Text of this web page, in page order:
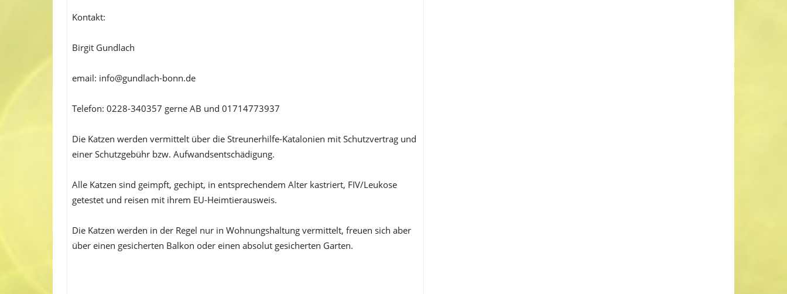
Kontakt:
Birgit Gundlach
email: info@gundlach-bonn.de
Telefon: 0228-340357 gerne AB und 01714773937
Die Katzen werden vermittelt über die Streunerhilfe-Katalonien mit Schutzvertrag und
einer Schutzgebühr bzw. Aufwandsentschädigung.
Alle Katzen sind geimpft, gechipt, in entsprechendem Alter kastriert, FIV/Leukose
getestet und reisen mit ihrem EU-Heimtierausweis.
Die Katzen werden in der Regel nur in Wohnungshaltung vermittelt, freuen sich aber
über einen gesicherten Balkon oder einen absolut gesicherten Garten.